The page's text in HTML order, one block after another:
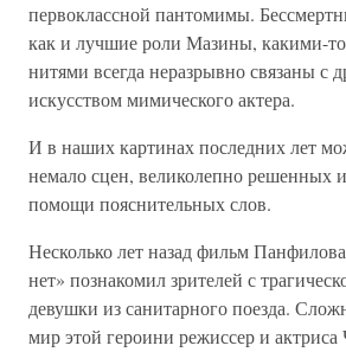
первоклассной пантомимы.
как и лучшие роли Мазины, какими-
нитями всегда неразрывно связаны с
искусством мимического актера.
И в наших картинах последних лет
немало сцен, великолепно решенных
помощи пояснительных слов.
Несколько лет назад фильм
нет» познакомил зрителей с
девушки из санитарного поезда.
мир этой героини режиссер и актриса